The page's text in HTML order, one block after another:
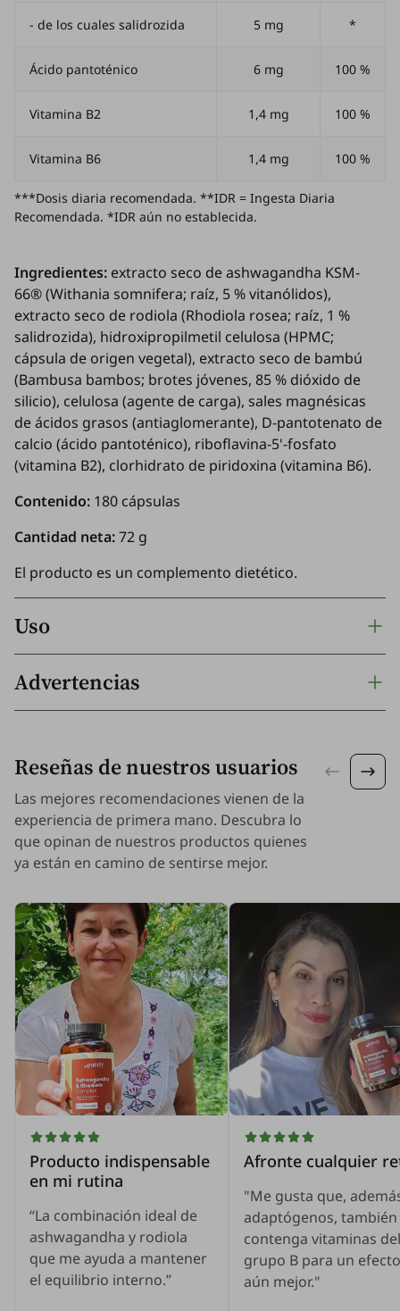
- de los cuales salidrozida 5 mg *
Ácido pantoténico 6 mg 100 %
Vitamina B2 1,4 mg 100 %
Vitamina B6 1,4 mg 100 %
***Dosis diaria recomendada. **IDR = Ingesta Diaria
Recomendada. *IDR aún no establecida.
Ingredientes: extracto seco de ashwagandha KSM-
66® (Withania somnifera; raíz, 5 % vitanólidos),
extracto seco de rodiola (Rhodiola rosea; raíz, 1 %
salidrozida), hidroxipropilmetil celulosa (HPMC;
cápsula de origen vegetal), extracto seco de bambú
(Bambusa bambos; brotes jóvenes, 85 % dióxido de
silicio), celulosa (agente de carga), sales magnésicas
de ácidos grasos (antiaglomerante), D-pantotenato de
calcio (ácido pantoténico), riboflavina-5'-fosfato
(vitamina B2), clorhidrato de piridoxina (vitamina B6).
Contenido: 180 cápsulas
Cantidad neta:72 g
El producto es un complemento dietético.
Uso
Advertencias
Reseñas de nuestros usuarios
Las mejores recomendaciones vienen de la
experiencia de primera mano. Descubra lo
que opinan de nuestros productos quienes
ya están en camino de sentirse mejor.
Producto indispensable
en mi rutina
“La combinación ideal de
ashwagandha y rodiola
que me ayuda a mantener
el equilibrio interno.”
Afronte cualquier
"Me gusta que,
adaptógenos, también
contenga vitaminas del
grupo B para un efecto
aún mejor."